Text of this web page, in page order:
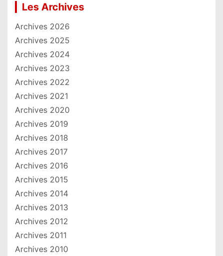
Les Archives
Archives 2026
Archives 2025
Archives 2024
Archives 2023
Archives 2022
Archives 2021
Archives 2020
Archives 2019
Archives 2018
Archives 2017
Archives 2016
Archives 2015
Archives 2014
Archives 2013
Archives 2012
Archives 2011
Archives 2010